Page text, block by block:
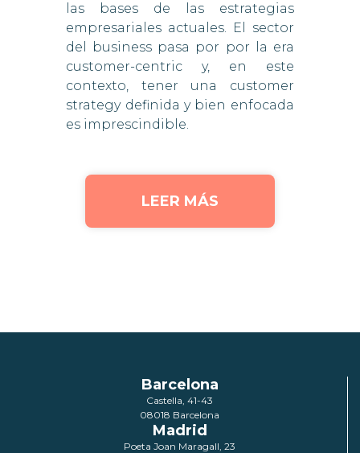
las bases de las estrategias
empresariales actuales. El sector
del business pasa por por la era
customer-centric y, en este
contexto, tener una customer
strategy definida y bien enfocada
es imprescindible.
LEER MÁS
Barcelona
Castella, 41-43
08018 Barcelona
Madrid
Poeta Joan Maragall, 23